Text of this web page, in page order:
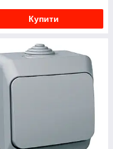
Купити